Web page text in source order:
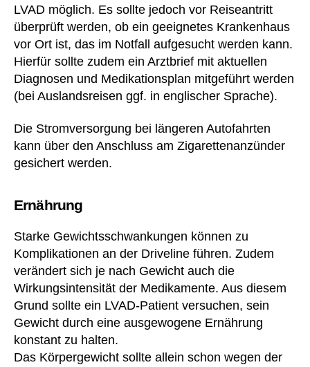
LVAD möglich. Es sollte jedoch vor Reiseantritt
überprüft werden, ob ein geeignetes Krankenhaus
vor Ort ist, das im Notfall aufgesucht werden kann.
Hierfür sollte zudem ein Arztbrief mit aktuellen
Diagnosen und Medikationsplan mitgeführt werden
(bei Auslandsreisen ggf. in englischer Sprache).
Die Stromversorgung bei längeren Autofahrten
kann über den Anschluss am Zigarettenanzünder
gesichert werden.
Ernährung
Starke Gewichtsschwankungen können zu
Komplikationen an der Driveline führen. Zudem
verändert sich je nach Gewicht auch die
Wirkungsintensität der Medikamente. Aus diesem
Grund sollte ein LVAD-Patient versuchen, sein
Gewicht durch eine ausgewogene Ernährung
konstant zu halten.
Das Körpergewicht sollte allein schon wegen der
A